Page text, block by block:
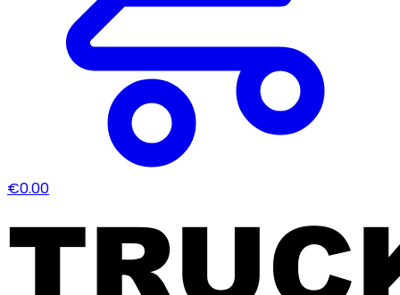
€0.00